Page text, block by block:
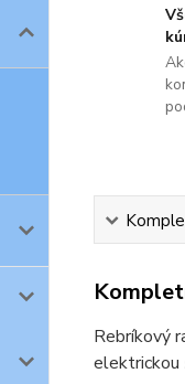
Rebríkový
elektrickou